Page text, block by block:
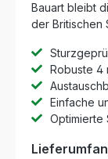
Bauart bleibt
der Britischen
Robuste 4
Einfache
Optimierte